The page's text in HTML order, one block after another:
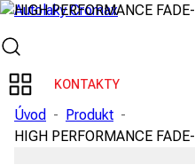
KONTAKTY
Úvod - Produkt -
HIGH PERFORMANCE